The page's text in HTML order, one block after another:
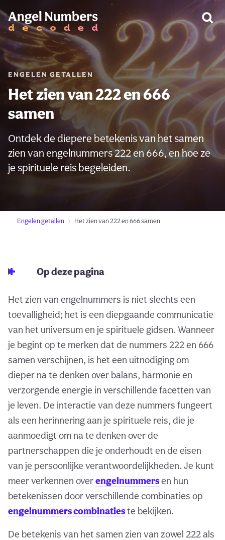
ENGELEN GETALLEN
Het zien van 222 en 666
samen
Ontdek de diepere betekenis van het samen
zien van engelnummers 222 en 666, en hoe ze
je spirituele reis begeleiden.
Engelen getallen Het zien van 222 en 666 samen
Op deze pagina
Het zien van engelnummers is niet slechts een
toevalligheid; het is een diepgaande communicatie
van het universum en je spirituele gidsen. Wanneer
je begint op te merken dat de nummers 222 en 666
samen verschijnen, is het een uitnodiging om
dieper na te denken over balans, harmonie en
verzorgende energie in verschillende facetten van
je leven. De interactie van deze nummers fungeert
als een herinnering aan je spirituele reis, die je
aanmoedigt om na te denken over de
partnerschappen die je onderhoudt en de eisen
van je persoonlijke verantwoordelijkheden. Je kunt
meer verkennen overengelnummersen hun
betekenissen door verschillende combinaties op
engelnummers combinatieste bekijken.
De betekenis van het samen zien van zowel 222 als
WAARSCHUWING: